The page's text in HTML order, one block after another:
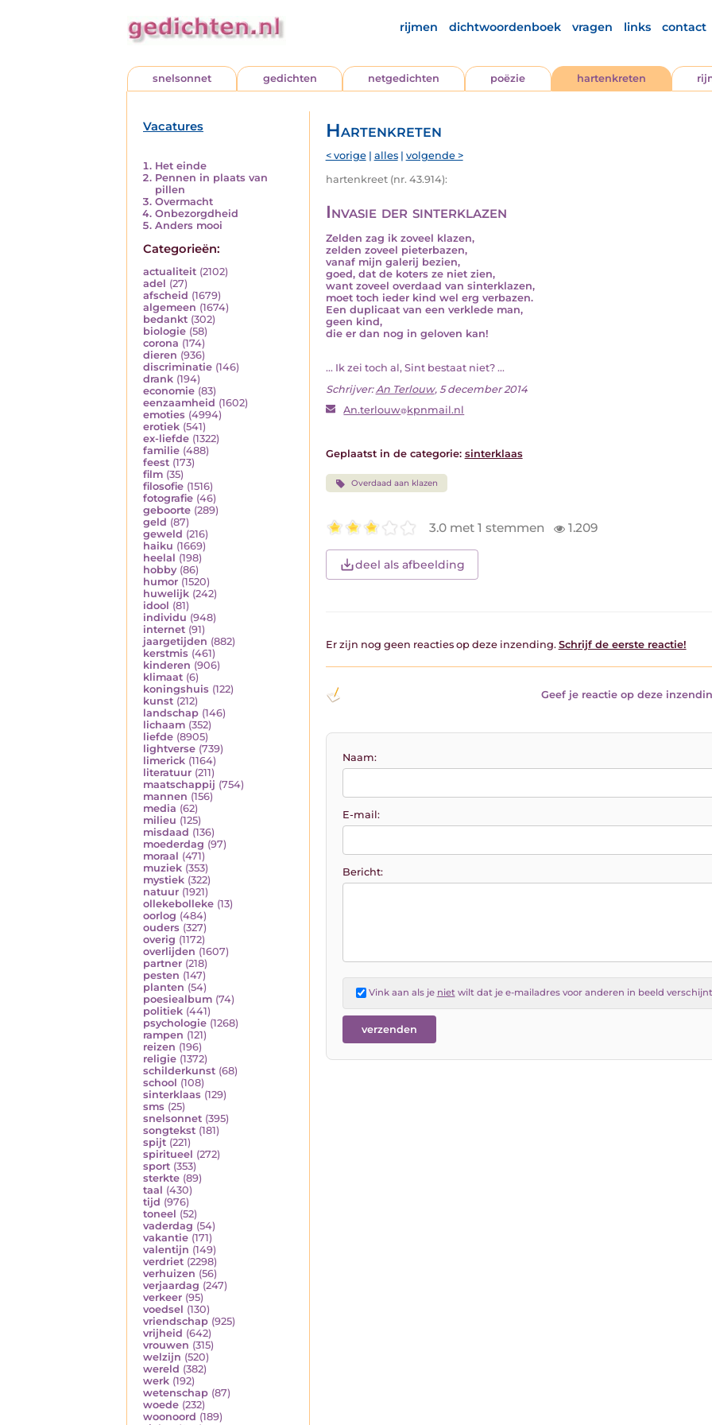
rijmen dichtwoordenboek vragen links contact
snelsonnet gedichten netgedichten poëzie hartenkreten
Vacatures
Het einde
Pennen in plaats van
pillen
Overmacht
Onbezorgdheid
Anders mooi
Categorieën:
actualiteit (2102)
adel (27)
afscheid (1679)
algemeen (1674)
bedankt (302)
biologie (58)
corona (174)
dieren (936)
discriminatie (146)
drank (194)
economie (83)
eenzaamheid (1602)
emoties (4994)
erotiek (541)
ex-liefde (1322)
familie (488)
feest (173)
film (35)
filosofie (1516)
fotografie (46)
geboorte (289)
geld (87)
geweld (216)
haiku (1669)
heelal (198)
hobby (86)
humor (1520)
huwelijk (242)
idool (81)
individu (948)
internet (91)
jaargetijden (882)
kerstmis (461)
kinderen (906)
klimaat (6)
koningshuis (122)
kunst (212)
landschap (146)
lichaam (352)
liefde (8905)
lightverse (739)
limerick (1164)
literatuur (211)
maatschappij (754)
mannen (156)
media (62)
milieu (125)
misdaad (136)
moederdag (97)
moraal (471)
muziek (353)
mystiek (322)
natuur (1921)
ollekebolleke (13)
oorlog (484)
ouders (327)
overig (1172)
overlijden (1607)
partner (218)
pesten (147)
planten (54)
poesiealbum (74)
politiek (441)
psychologie (1268)
rampen (121)
reizen (196)
religie (1372)
schilderkunst (68)
school (108)
sinterklaas (129)
sms (25)
snelsonnet (395)
songtekst (181)
spijt (221)
spiritueel (272)
sport (353)
sterkte (89)
taal (430)
tijd (976)
toneel (52)
vaderdag (54)
vakantie (171)
valentijn (149)
verdriet (2298)
verhuizen (56)
verjaardag (247)
verkeer (95)
voedsel (130)
vriendschap (925)
vrijheid (642)
vrouwen (315)
welzijn (520)
wereld (382)
werk (192)
wetenschap (87)
woede (232)
woonoord (189)
Hartenkreten
< vorige| alles| volgende >
hartenkreet (nr. 43.914):
Invasie der sinterklazen
Zelden zag ik zoveel klazen,
zelden zoveel pieterbazen,
vanaf mijn galerij bezien,
goed, dat de koters ze niet zien,
want zoveel overdaad van sinterklazen,
moet toch ieder kind wel erg verbazen.
Een duplicaat van een verklede man,
geen kind,
die er dan nog in geloven kan!
... Ik zei toch al, Sint bestaat niet? ...
Schrijver:An Terlouw, 5 december 2014
An.terlouw kpnmail.nl
Geplaatst in de categorie: sinterklaas
Overdaad aan klazen
3.0 met 1 stemmen 1.209
deel als afbeelding
Er zijn nog geen reacties op deze inzending. Schrijf de eerste reactie!
Geef je reactie op deze
Naam:
E-mail:
Bericht:
Vink aan als je nietwilt dat je e-mailadres voor anderen in beeld verschijnt